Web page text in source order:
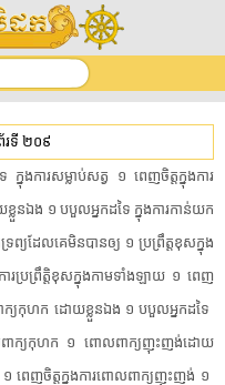
រទី ២០៩
នុង​ការ​សម្លាប់សត្វ​ ​១​ ​ពេញចិត្ត​ក្នុង​ការ​
លួនឯង​ ​១​ ​បបួល​អ្នកដទៃ​ ​ក្នុង​ការ​កាន់​យក​
ព្យ​ដែលគេ​មិនបាន​ឲ្យ​ ​១​ ​ប្រព្រឹត្ត​ខុស​ក្នុង​
ប្រព្រឹត្តិ​ខុស​ក្នុង​កាម​ទាំងឡាយ​ ​១​ ​ពេញ
ាក្យ​កុហក​ ​ដោយខ្លួនឯង​ ​១​ ​បបួល​អ្នកដទៃ​
ល​ពាក្យ​កុហក​ ​១​ ​ពោល​ពាក្យ​ញុះញង់​ដោយ
ពេញចិត្ត​ក្នុង​ការ​ពោល​ពាក្យ​ញុះញង់​ ​១​